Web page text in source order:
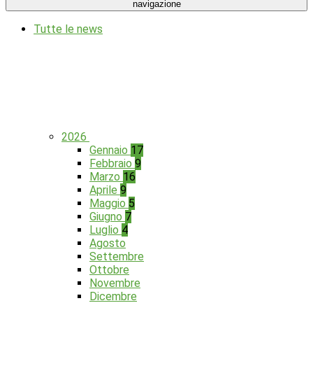
navigazione
Tutte le news
2026
Gennaio 17
Febbraio 9
Marzo 16
Aprile 9
Maggio 5
Giugno 7
Luglio 4
Agosto
Settembre
Ottobre
Novembre
Dicembre